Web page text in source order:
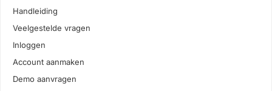
Handleiding
Veelgestelde vragen
Inloggen
Account aanmaken
Demo aanvragen